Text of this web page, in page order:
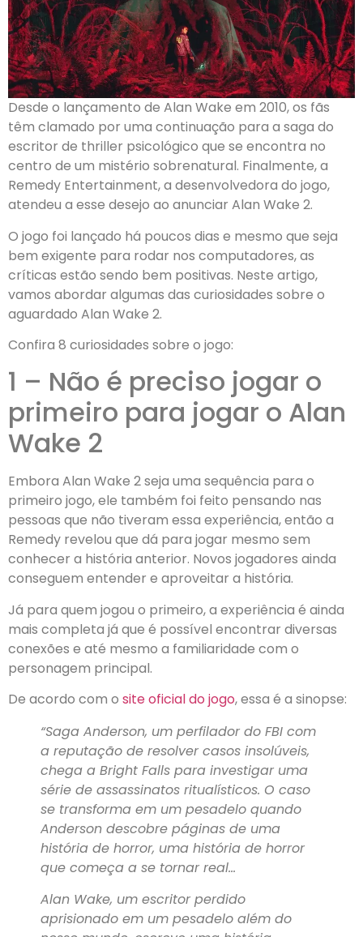
Desde o lançamento de Alan Wake em 2010, os fãs
têm clamado por uma continuação para a saga do
escritor de thriller psicológico que se encontra no
centro de um mistério sobrenatural. Finalmente, a
Remedy Entertainment, a desenvolvedora do jogo,
atendeu a esse desejo ao anunciar Alan Wake 2.
O jogo foi lançado há poucos dias e mesmo que seja
bem exigente para rodar nos computadores, as
críticas estão sendo bem positivas. Neste artigo,
vamos abordar algumas das curiosidades sobre o
aguardado Alan Wake 2.
Confira 8 curiosidades sobre o jogo:
1 – Não é preciso jogar o
primeiro para jogar o Alan
Wake 2
Embora Alan Wake 2 seja uma sequência para o
primeiro jogo, ele também foi feito pensando nas
pessoas que não tiveram essa experiência, então a
Remedy revelou que dá para jogar mesmo sem
conhecer a história anterior. Novos jogadores ainda
conseguem entender e aproveitar a história.
Já para quem jogou o primeiro, a experiência é ainda
mais completa já que é possível encontrar diversas
conexões e até mesmo a familiaridade com o
personagem principal.
De acordo com o site oficial do jogo, essa é a sinopse:
“Saga Anderson, um perfilador do FBI com
a reputação de resolver casos insolúveis,
chega a Bright Falls para investigar uma
série de assassinatos ritualísticos. O caso
se transforma em um pesadelo quando
Anderson descobre páginas de uma
história de horror, uma história de horror
que começa a se tornar real…
Alan Wake, um escritor perdido
aprisionado em um pesadelo além do